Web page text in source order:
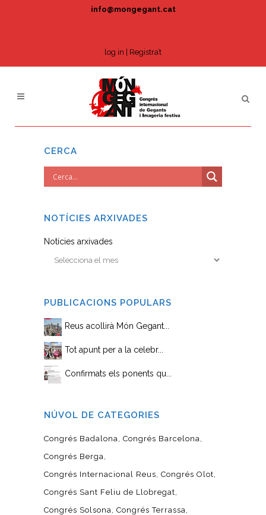
info@mongegant.cat
log in Registra’t
CERCA
NOTÍCIES ARXIVADES
Notícies arxivades
PUBLICACIONS POPULARS
Reus acollirà Món Gegant...
Tot apunt per a la celebr...
Confirmats els ponents qu...
NÚVOL DE CATEGORIES
Congrés Badalona Congrés Barcelona
Congrés Berga
Congrés Internacional Reus Congrés Olot
Congrés Sant Feliu de Llobregat
Congrés Solsona Congrés Terrassa